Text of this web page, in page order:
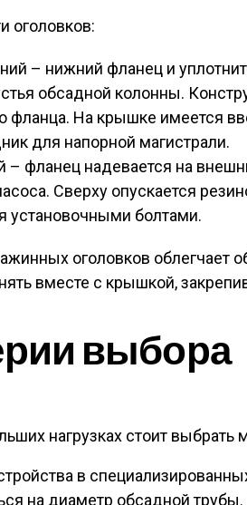
оголовков:
– нижний фланец и
обсадной колонны.
фланца. На крышке имеется
для напорной магистрали.
– фланец надевается на
Сверху опускается
установочными болтами.
оголовков облегчает
вместе с крышкой,
выбора
нагрузках стоит выбрать
в
на диаметр обсадной